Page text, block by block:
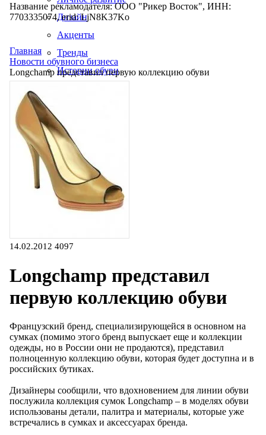
Дизайн
Акценты
Тренды
Истории обуви
Название рекламодателя: ООО "Рикер Восток", ИНН:
7703335074, erid: LjN8K37Ko
Главная
Новости обувного бизнеса
Longchаmp представил первую коллекцию обуви
14.02.2012 4097
Longchаmp представил
первую коллекцию обуви
Французский бренд, специализирующейся в основном на
сумках (помимо этого бренд выпускает еще и коллекции
одежды, но в России они не продаются), представил
полноценную коллекцию обуви, которая будет доступна и в
российских бутиках.
Дизайнеры сообщили, что вдохновением для линии обуви
послужила коллекция сумок Longchamp – в моделях обуви
использованы детали, палитра и материалы, которые уже
встречались в сумках и аксессуарах бренда.